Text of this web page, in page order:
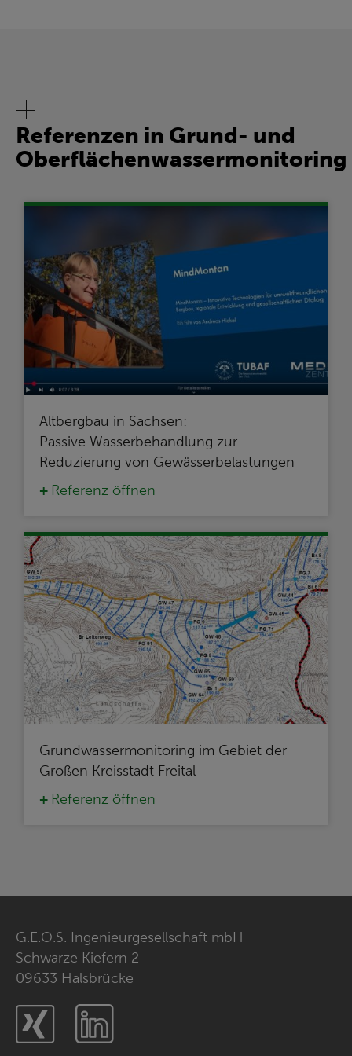
Referenzen in Grund- und
Oberflächenwassermonitoring
Altbergbau in Sachsen:
Passive Wasserbehandlung zur
Reduzierung von Gewässerbelastungen
Referenz öffnen
Grundwassermonitoring im Gebiet der
Großen Kreisstadt Freital
Referenz öffnen
G.E.O.S. Ingenieurgesellschaft mbH
Schwarze Kiefern 2
09633 Halsbrücke
Xing LinkedIn